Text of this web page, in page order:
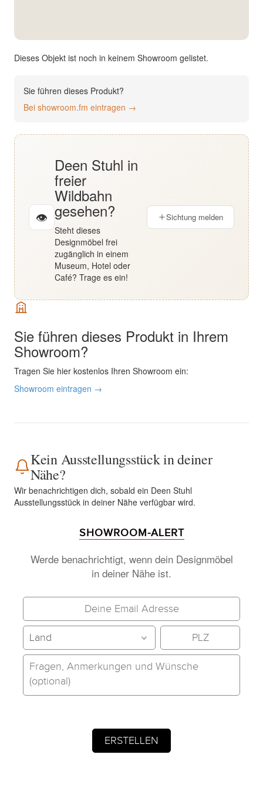
Dieses Objekt ist noch in keinem Showroom gelistet.
Sie führen dieses Produkt?
Bei showroom.fm eintragen →
👁
Deen Stuhl in
freier
Wildbahn
gesehen?
Steht dieses
Designmöbel frei
zugänglich in einem
Museum, Hotel oder
Café? Trage es ein!
Sichtung melden
Sie führen dieses Produkt in Ihrem
Showroom?
Tragen Sie hier kostenlos Ihren Showroom ein:
Showroom eintragen →
Kein Ausstellungsstück in deiner
Nähe?
Wir benachrichtigen dich, sobald ein Deen Stuhl
Ausstellungsstück in deiner Nähe verfügbar wird.
SHOWROOM-ALERT
Werde benachrichtigt, wenn dein Designmöbel
in deiner Nähe ist.